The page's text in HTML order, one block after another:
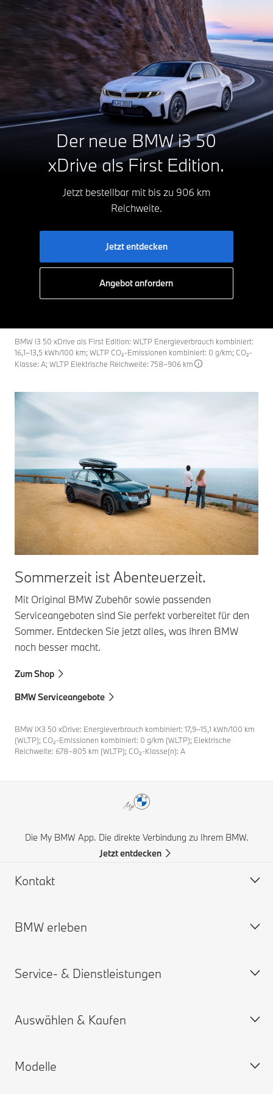
Der neue BMW i3 50
xDriveals First Edition.
Jetzt bestellbar mit bis zu 906 km
Reichweite.
Jetzt entdecken
Angebot anfordern
BMW i3 50 xDrive als First Edition: WLTP Energieverbrauch kombiniert:
16,1–13,5 kWh/100 km; WLTP CO₂-Emissionen kombiniert: 0 g/km; CO₂-
Klasse: A; WLTP Elektrische Reichweite: 758–906 km
Sommerzeit ist Abenteuerzeit.
Mit Original BMW Zubehör sowie passenden
Serviceangeboten sind Sie perfekt vorbereitet für den
Sommer. Entdecken Sie jetzt alles, was Ihren BMW
noch besser macht.
Zum Shop
BMW Serviceangebote
BMW iX3 50 xDrive: Energieverbrauch kombiniert: 17,9–15,1 kWh/100 km
(WLTP); CO₂-Emissionen kombiniert: 0 g/km (WLTP); Elektrische
Reichweite: 678–805 km (WLTP); CO₂-Klasse(n): A
Die My BMW App. Die direkte Verbindung zu Ihrem BMW.
Jetzt entdecken
Kontakt
Hilfe & Kontakt
BMW Partner finden
Angebot anfordern
BMW erleben
BMW Karriere
BMW Group
Service- & Dienstleistungen
Termin vereinbaren
ConnectedDrive Services
Auswählen & Kaufen
Konfigurator
Modelle